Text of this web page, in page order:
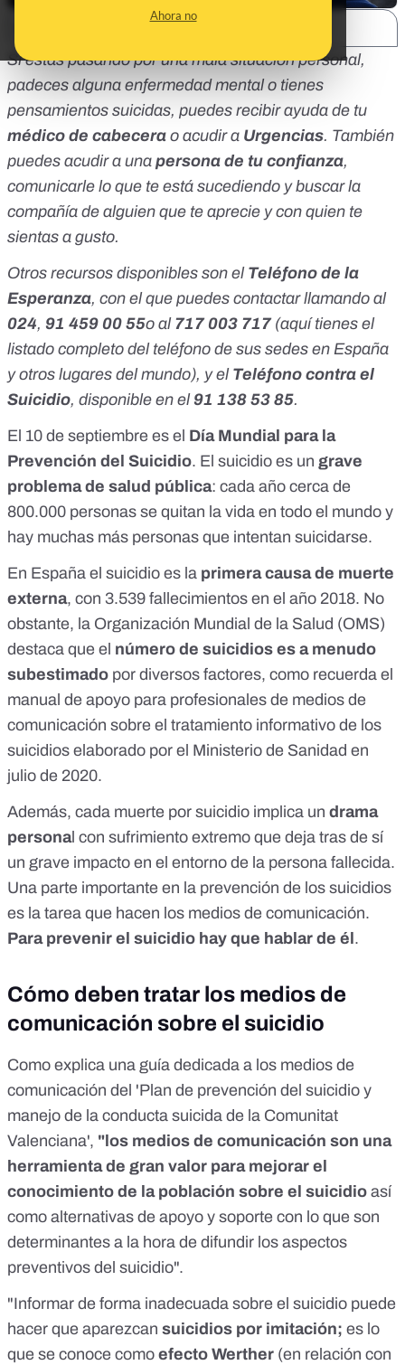
Ahora no
Si estás pasando por una mala situación personal,
padeces alguna enfermedad mental o tienes
pensamientos suicidas, puedes recibir ayuda de tu
médico de cabecera o acudir a Urgencias. También
puedes acudir a una persona de tu confianza,
comunicarle lo que te está sucediendo y buscar la
compañía de alguien que te aprecie y con quien te
sientas a gusto.
Otros recursos disponibles son el Teléfono de la
Esperanza, con el que puedes contactar llamando al
024, 91 459 00 55o al 717 003 717(aquí tienes el
listado completo del teléfono de sus sedes en España
y otros lugares del mundo), y el Teléfono contra el
Suicidio, disponible en el91 138 53 85.
El 10 de septiembre es el Día Mundial para la
Prevención del Suicidio. El suicidio es un grave
problema de salud pública: cada año cerca de
800.000 personas se quitan la vida en todo el mundo y
hay muchas más personas que intentan suicidarse.
En España el suicidio es la primera causa de muerte
externa, con 3.539 fallecimientos en el año 2018. No
obstante, la Organización Mundial de la Salud (OMS)
destaca que el número de suicidios es a menudo
subestimado por diversos factores, como recuerda el
manual de apoyo para profesionales de medios de
comunicación sobre el tratamiento informativo de los
suicidios elaborado por el Ministerio de Sanidad en
julio de 2020.
Además, cada muerte por suicidio implica un drama
personal con sufrimiento extremo que deja tras de sí
un grave impacto en el entorno de la persona fallecida.
Una parte importante en la prevención de los suicidios
es la tarea que hacen los medios de comunicación.
Para prevenir el suicidio hay que hablar de él .
Cómo deben tratar los medios de
comunicación sobre el suicidio
Como explica una guía dedicada a los medios de
comunicación del 'Plan de prevención del suicidio y
manejo de la conducta suicida de la Comunitat
Valenciana', "los medios de comunicación son una
herramienta de gran valor para mejorar el
conocimiento de la población sobre el suicidio así
como alternativas de apoyo y soporte con lo que son
determinantes a la hora de difundir los aspectos
preventivos del suicidio".
"Informar de forma inadecuada sobre el suicidio puede
hacer que aparezcan suicidios por imitación; es lo
que se conoce como efecto Werther (en relación con